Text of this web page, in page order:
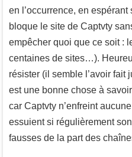
en l’occurrence, en
bloque le site de Captvty
empêcher quoi que ce soit :
centaines de sites…).
résister (il semble l’avoir fait
est une bonne chose à
car Captvty n’enfreint
essuient si régulièrement
fausses de la part des